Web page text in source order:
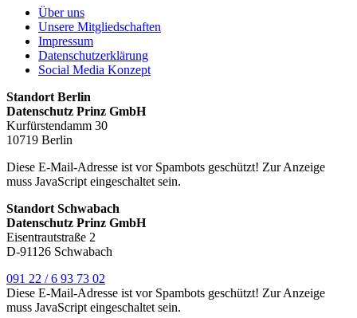
Über uns
Unsere Mitgliedschaften
Impressum
Datenschutzerklärung
Social Media Konzept
Standort Berlin
Datenschutz Prinz GmbH
Kurfürstendamm 30
10719 Berlin
Diese E-Mail-Adresse ist vor Spambots geschützt! Zur Anzeige
muss JavaScript eingeschaltet sein.
Standort Schwabach
Datenschutz Prinz GmbH
Eisentrautstraße 2
D-91126 Schwabach
091 22 / 6 93 73 02
Diese E-Mail-Adresse ist vor Spambots geschützt! Zur Anzeige
muss JavaScript eingeschaltet sein.